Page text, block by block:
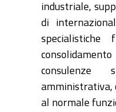
industriale,
di
consulenze
amministrativa,
al normale